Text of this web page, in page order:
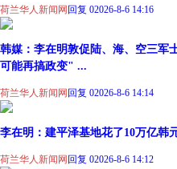
荷兰华人新闻网 回复 02026-8-6 14:16
韩媒：李在明敦促陆、海、空三军
可能再搞政变" ...
荷兰华人新闻网 回复 02026-8-6 14:14
李在明：建平泽基地花了10万亿韩
荷兰华人新闻网 回复 02026-8-6 14:12